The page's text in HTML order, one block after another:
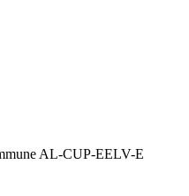
AL-CUP-EELV-E